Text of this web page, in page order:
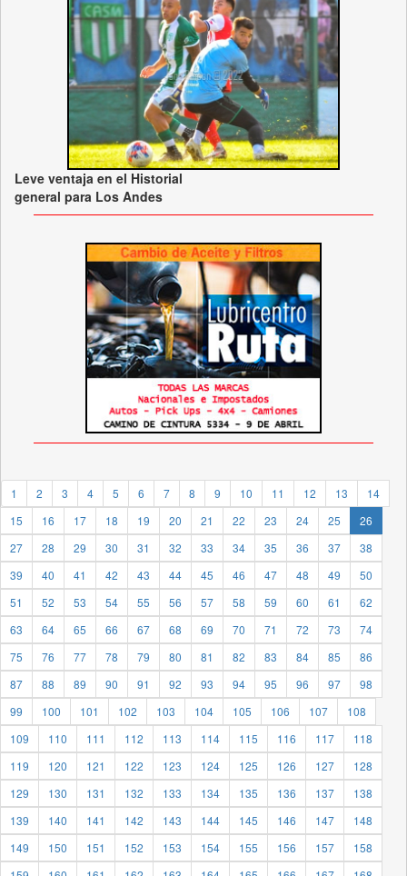
Leve ventaja en el Historial
general para Los Andes
1 2 3 4 5 6 7 8 9 10 11 12 13
14
15
16 17 18 19 20 21 22 23 24 25
26
27
28 29 30 31 32 33 34 35 36 37
38
39
40 41 42 43 44 45 46 47 48 49
50
51
52 53 54 55 56 57 58 59 60 61
62
63
64 65 66 67 68 69 70 71 72 73
74
75
76 77 78 79 80 81 82 83 84 85
86
87
88 89 90 91 92 93 94 95 96 97
98
99
100 101 102 103 104 105 106 107
108
109
110 111 112 113 114 115 116 117
118
119
120 121 122 123 124 125 126 127
128
129
130 131 132 133 134 135 136 137
138
139
140 141 142 143 144 145 146 147
148
149
150 151 152 153 154 155 156 157
158